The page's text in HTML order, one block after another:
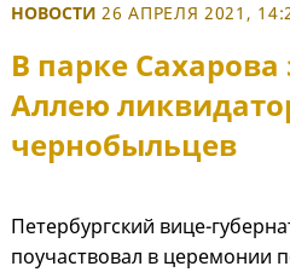
НОВОСТИ 26 АПРЕЛЯ 2021,
В парке
Аллею
чернобыльцев
Петербургский вице-
поучаствовал в церемонии